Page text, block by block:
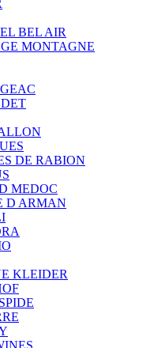
BEL AIR
MONTAGNE
DE RABION
MEDOC
D ARMAN
KLEIDER